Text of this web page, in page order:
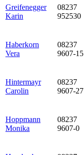
Greifenegger
Karin
08237
952530
Haberkorn
Vera
08237
9607-15
Hintermayr
Carolin
08237
9607-27
Hoppmann
Monika
08237
9607-0